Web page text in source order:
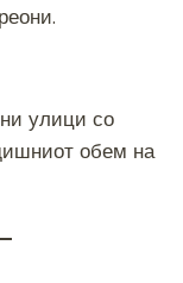
улици со
обем на